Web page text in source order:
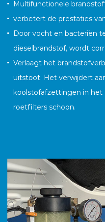
Multifunctionele
verbetert de prestaties
Door vocht en bacteriën
dieselbrandstof, wordt
Verlaagt het
uitstoot. Het verwijdert
koolstofafzettingen in
roetfilters schoon.